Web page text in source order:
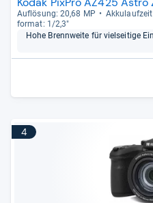
Auf­lö­sung: 20,68 MP
for­mat: 1/2,3"
Hohe Brenn­weite für viel­sei­tige
4